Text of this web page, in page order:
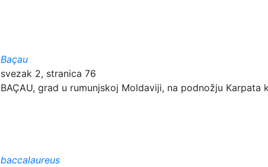
Baçau
svezak 2, stranica 76
BAÇAU, grad u rumunjskoj Moldaviji, na podnožju Karpata
baccalaureus